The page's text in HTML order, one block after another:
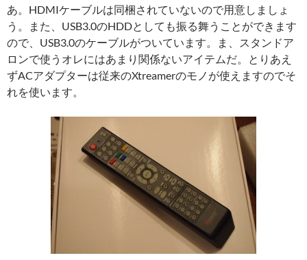
あ。HDMIケーブルは同梱されていないので用意しましょ
う。また、USB3.0のHDDとしても振る舞うことができます
ので、USB3.0のケーブルがついています。ま、スタンドア
ロンで使うオレにはあまり関係ないアイテムだ。とりあえ
ずACアダプターは従来のXtreamerのモノが使えますのでそ
れを使います。